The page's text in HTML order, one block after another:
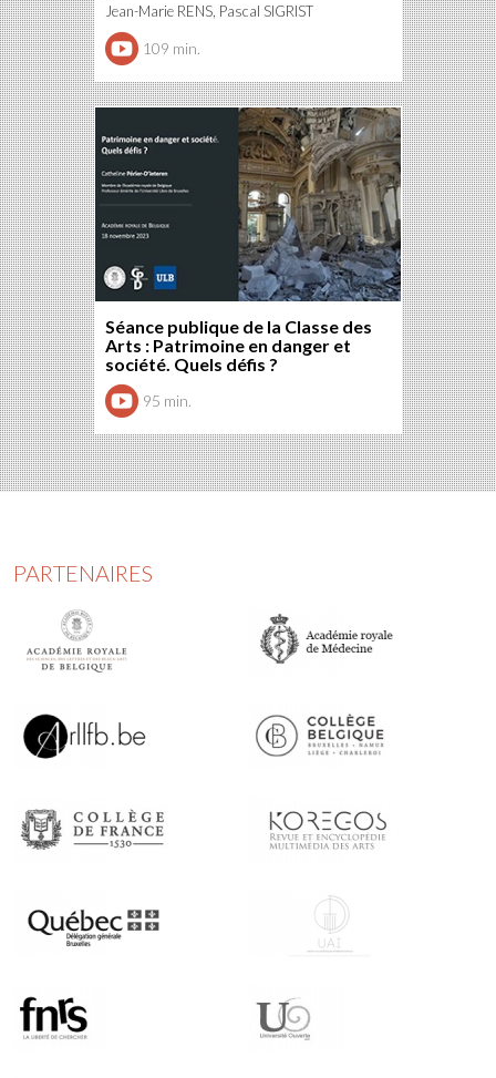
Jean-Marie RENS, Pascal SIGRIST
109 min.
Séance publique de la Classe des
Arts : Patrimoine en danger et
société. Quels défis ?
95 min.
PARTENAIRES